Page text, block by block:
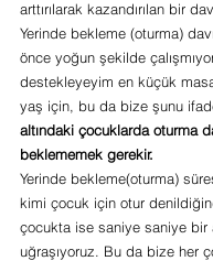
arttırılarak kazandırılan bir
Yerinde bekleme (oturma)
önce yoğun şekilde
destekleyeyim en küçük
yaş için, bu da bize şunu
altındaki çocuklarda oturma
beklememek gerekir.
Yerinde bekleme(oturma)
kimi çocuk için otur
çocukta ise saniye saniye bir
uğraşıyoruz. Bu da bize her